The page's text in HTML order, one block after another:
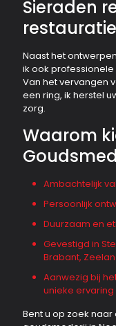
Sieraden
restauratie
Naast het
ik ook
Van het vervangen
een ring, ik herstel
zorg.
Waarom
Ambachtelijk
Persoonlijk
Duurzaam en
Gevestigd in
Brabant,
Aanwezig bij
unieke ervaring
Bent u op zoek